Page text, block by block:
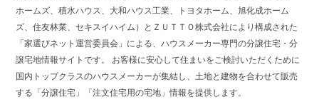
ホームズ、積水ハウス、大和ハウス工業、トヨタホーム、旭化成ホーム
ズ、住友林業、セキスイハイム）とＺＵＴＴＯ株式会社により構成された
「家選びネット運営委員会」による、ハウスメーカー専門の分譲住宅・分
譲宅地情報サイトです。 お客様に安心して住まいをご検討いただくために
国内トップクラスのハウスメーカーが集結し、土地と建物を合わせて販売
する「分譲住宅」「注文住宅用の宅地」情報を提供します。